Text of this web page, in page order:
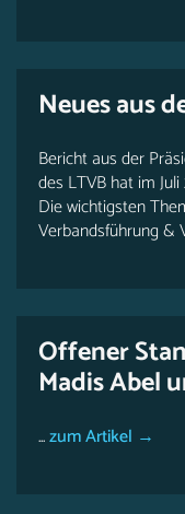
Neues aus
Bericht aus der
des LTVB hat im
Die wichtigsten
Verbandsführung &
Offener
Madis Abel
...zum Artikel →